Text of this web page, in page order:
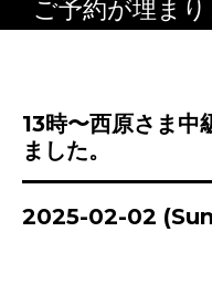
ご予約が埋まり
13時〜西原さま中
ました。
2025-02-02